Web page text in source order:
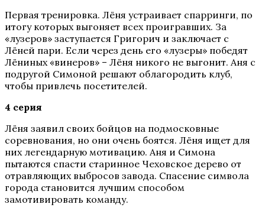
Первая тренировка. Лёня устраивает спарринги, по
итогу которых выгоняет всех проигравших. За
«лузеров» заступается Григорич и заключает с
Лёней пари. Если через день его «лузеры» победят
Лёниных «винеров» – Лёня никого не выгонит. Аня с
подругой Симоной решают облагородить клуб,
чтобы привлечь посетителей.
4 серия
Лёня заявил своих бойцов на подмосковные
соревнования, но они очень боятся. Лёня ищет для
них легендарную мотивацию. Аня и Симона
пытаются спасти старинное Чеховское дерево от
отравляющих выбросов завода. Спасение символа
города становится лучшим способом
замотивировать команду.